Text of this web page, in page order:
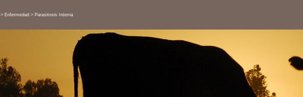
Enfermedad Parasitosis Interna